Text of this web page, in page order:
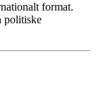
format.
politiske